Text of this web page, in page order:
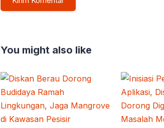
You might also like